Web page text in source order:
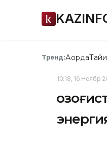
Тренд:Ақорда
10:18, 16 Ноябр